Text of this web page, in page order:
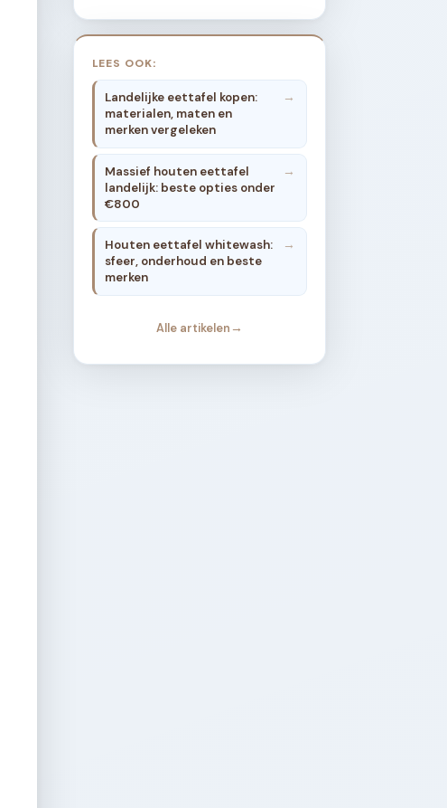
LEES OOK:
Landelijke eettafel kopen:
materialen, maten en
merken vergeleken
Massief houten eettafel
landelijk: beste opties onder
€800
Houten eettafel whitewash:
sfeer, onderhoud en beste
merken
Alle artikelen